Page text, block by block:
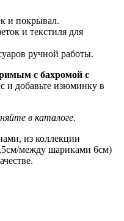
и покрывал.
и текстиля для
ручной работы.
с бахромой с
и добавьте изюминку в
в каталоге.
из коллекции
между шариками 6см)